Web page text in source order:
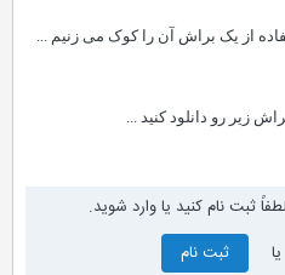
از یک براش آن را کوک می زنیم...
رو دانلود کنید...
ثبت نام کنید یا وارد شوید.
ثبت نام